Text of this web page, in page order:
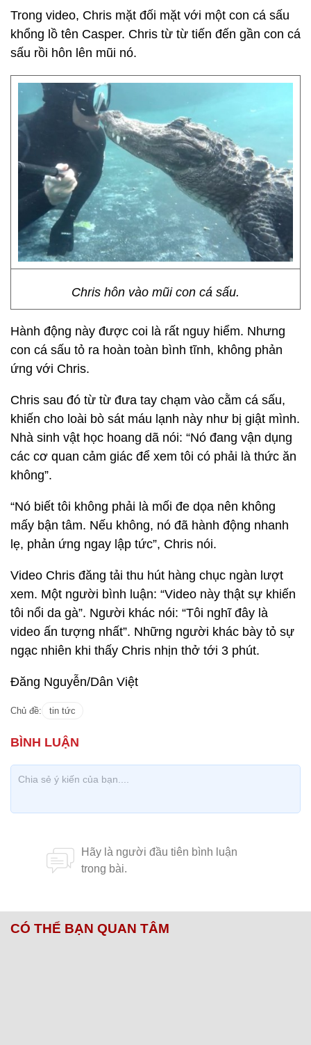
Trong video, Chris mặt đối mặt với một con cá sấu
khổng lồ tên Casper. Chris từ từ tiến đến gần con cá
sấu rồi hôn lên mũi nó.
Chris hôn vào mũi con cá sấu.
Hành động này được coi là rất nguy hiểm. Nhưng
con cá sấu tỏ ra hoàn toàn bình tĩnh, không phản
ứng với Chris.
Chris sau đó từ từ đưa tay chạm vào cằm cá sấu,
khiến cho loài bò sát máu lạnh này như bị giật mình.
Nhà sinh vật học hoang dã nói: “Nó đang vận dụng
các cơ quan cảm giác để xem tôi có phải là thức ăn
không”.
“Nó biết tôi không phải là mối đe dọa nên không
mấy bận tâm. Nếu không, nó đã hành động nhanh
lẹ, phản ứng ngay lập tức”, Chris nói.
Video Chris đăng tải thu hút hàng chục ngàn lượt
xem. Một người bình luận: “Video này thật sự khiến
tôi nổi da gà”. Người khác nói: “Tôi nghĩ đây là
video ấn tượng nhất”. Những người khác bày tỏ sự
ngạc nhiên khi thấy Chris nhịn thở tới 3 phút.
Đăng Nguyễn/Dân Việt
Chủ đề: tin tức
CÓ THỂ BẠN QUAN TÂM